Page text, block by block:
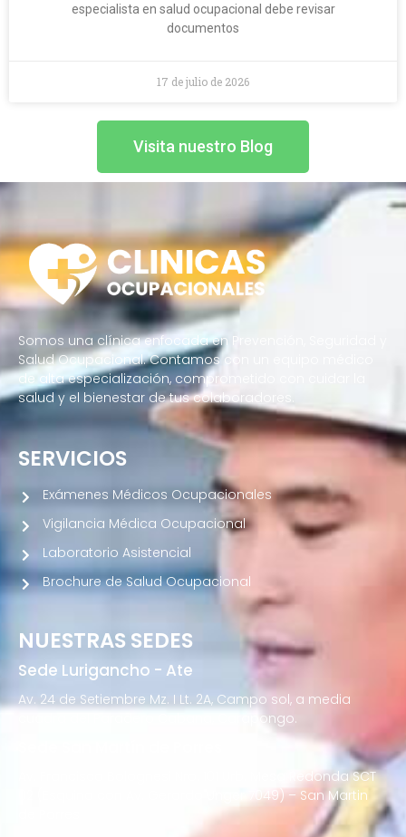
especialista en salud ocupacional debe revisar
documentos
17 de julio de 2026
Visita nuestro Blog
Somos una clínica enfocada en Prevención, Seguridad y
Salud Ocupacional. Contamos con un equipo médico
de alta especialización, comprometido con cuidar la
salud y el bienestar de tus colaboradores.
NUESTRAS SEDES
Sede Lurigancho - Ate
Av. 24 de Setiembre Mz. I Lt. 2A, Campo sol, a media
cuadra del Paradero Cabana, Carapongo.
Av. Francisco Bolognesi Nro. 101 Urb. Mesa Redonda SCT
02 (Esquina con Av. Gerardo Unger 7049) – San Martin
SERVICIOS
Exámenes Médicos Ocupacionales
Vigilancia Médica Ocupacional
Laboratorio Asistencial
Brochure de Salud Ocupacional